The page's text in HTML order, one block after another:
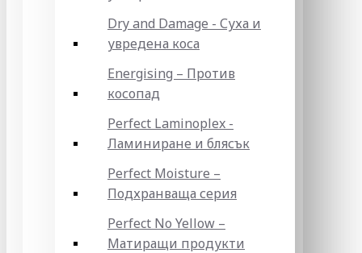
Dry and Damage - Суха и
увредена коса
Energising – Против
косопад
Perfect Laminoplex -
Ламиниране и блясък
Perfect Moisture –
Подхранваща серия
Perfect No Yellow –
Матиращи продукти